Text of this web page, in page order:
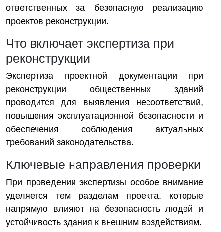
ответственных за безопасную реализацию
проектов реконструкции.
Что включает экспертиза при
реконструкции
Экспертиза проектной документации при
реконструкции общественных зданий
проводится для выявления несоответствий,
повышения эксплуатационной безопасности и
обеспечения соблюдения актуальных
требований законодательства.
Ключевые направления проверки
При проведении экспертизы особое внимание
уделяется тем разделам проекта, которые
напрямую влияют на безопасность людей и
устойчивость здания к внешним воздействиям.